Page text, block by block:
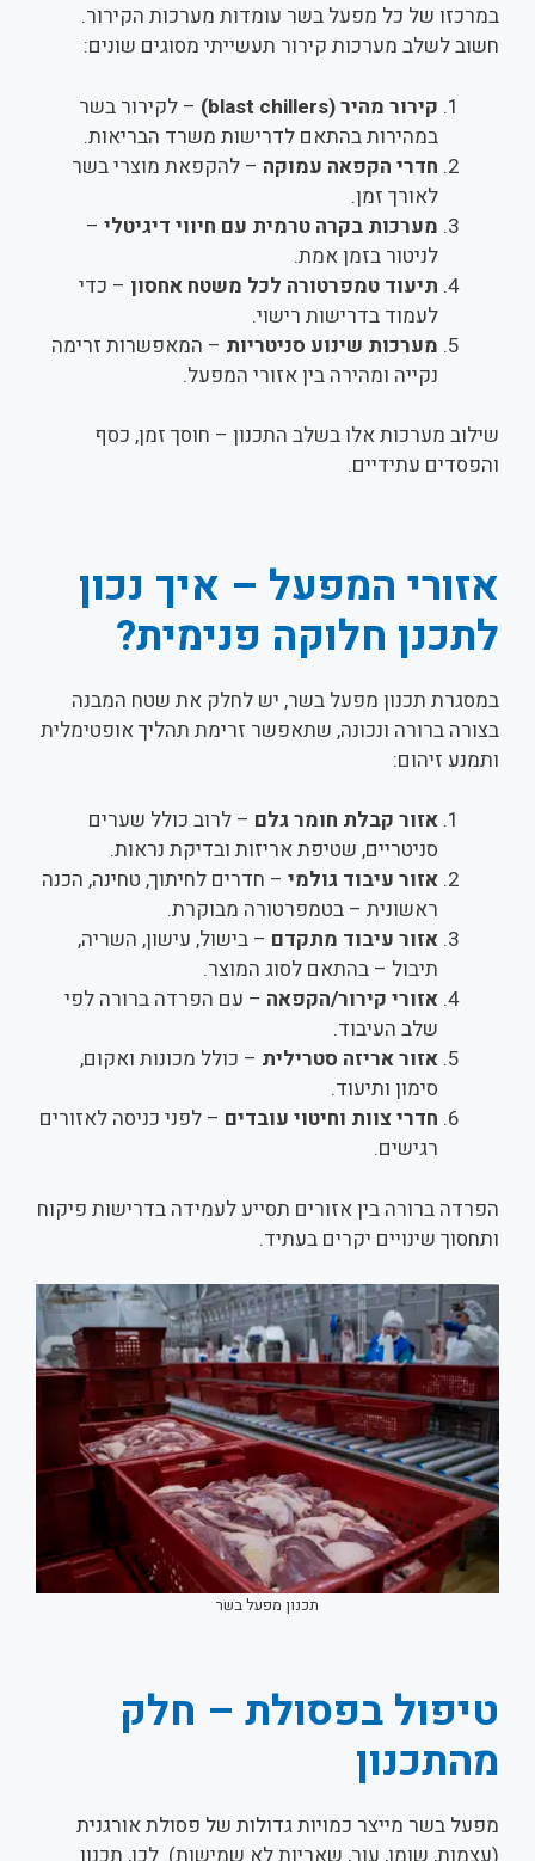
במרכזו של כל מפעל בשר עומדות מערכות הקירור.
חשוב לשלב מערכות קירור תעשייתי מסוגים שונים:
קירור מהיר(blast chillers)
– לקירור בשר
במהירות בהתאם לדרישות משרד הבריאות.
חדרי הקפאה עמוקה – להקפאת מוצרי בשר
לאורך זמן.
מערכות בקרה טרמית עם חיווי דיגיטלי –
לניטור בזמן אמת.
תיעוד טמפרטורה לכל משטח אחסון – כדי
לעמוד בדרישות רישוי.
מערכות שינוע סניטריות – המאפשרות זרימה
נקייה ומהירה בין אזורי המפעל.
שילוב מערכות אלו בשלב התכנון – חוסך זמן, כסף
והפסדים עתידיים.
אזורי המפעל – איך נכון
לתכנן חלוקה פנימית?
במסגרת תכנון מפעל בשר, יש לחלק את שטח המבנה
בצורה ברורה ונכונה, שתאפשר זרימת תהליך אופטימלית
ותמנע זיהום:
אזור קבלת חומר גלם – לרוב כולל שערים
סניטריים, שטיפת אריזות ובדיקת נראות.
אזור עיבוד גולמי – חדרים לחיתוך, טחינה, הכנה
ראשונית – בטמפרטורה מבוקרת.
אזור עיבוד מתקדם – בישול, עישון, השריה,
תיבול – בהתאם לסוג המוצר.
אזורי קירור/הקפאה – עם הפרדה ברורה לפי
שלב העיבוד.
אזור אריזה סטרילית – כולל מכונות ואקום,
סימון ותיעוד.
חדרי צוות וחיטוי עובדים – לפני כניסה לאזורים
רגישים.
הפרדה ברורה בין אזורים תסייע לעמידה בדרישות פיקוח
ותחסוך שינויים יקרים בעתיד.
תכנון מפעל בשר
טיפול בפסולת – חלק
מהתכנון
מפעל בשר מייצר כמויות גדולות של פסולת אורגנית